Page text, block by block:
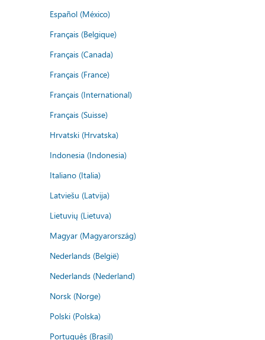
Español (México)
Français (Belgique)
Français (Canada)
Français (France)
Français (International)
Français (Suisse)
Hrvatski (Hrvatska)
Indonesia (Indonesia)
Italiano (Italia)
Latviešu (Latvija)
Lietuvių (Lietuva)
Magyar (Magyarország)
Nederlands (België)
Nederlands (Nederland)
Norsk (Norge)
Polski (Polska)
Português (Brasil)